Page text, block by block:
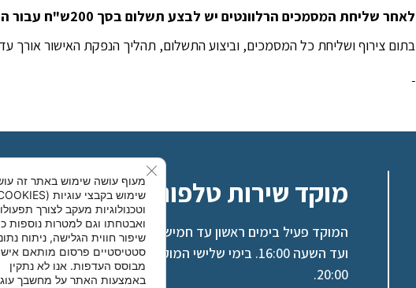
לאחר שליחת המסמכים הרלוונטים יש לבצע תשלום בסך 200ש"ח עבור הנפקת האישור –
בתום צירוף ושליחת כל המסמכים, וביצוע התשלום, תהליך הנפקת האישור אורך עד 10 ימי עבודה
מוקד שירות טלפוני – 9344*
המוקד פעיל בימים ראשון עד חמישי החל מהשעה 08:30
ועד השעה 16:00. בימי שלישי המוקד פועל עד השעה
20:00.
מעוף עושה שימוש באתר זה
וטכנולוגיות מעקב לצורך
ואבטחתו וגם למטרות נוספות
שיפור חווית הגלישה, ניתוח
סטטיסטיים פרסום מותאם
מבוסס העדפות. אנו לא נתקין
באמצעות האתר על מחשבך
Close GDPR Cookie Banner